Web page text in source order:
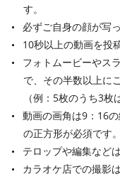
す。
必ずご自身の顔が写
10秒以上の動画を投
フォトムービーやス
で、その半数以上に
（例：5枚のうち3枚
動画の画角は9：16
の正方形が必須です。
テロップや編集など
カラオケ店での撮影